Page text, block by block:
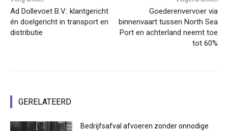
Ad Dollevoet B.V.: klantgericht
én doelgericht in transport en
distributie
Goederenvervoer via
binnenvaart tussen North Sea
Port en achterland neemt toe
tot 60%
GERELATEERD
Bedrijfsafval afvoeren zonder onnodige